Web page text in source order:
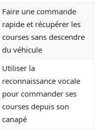
Faire une commande
rapide et récupérer les
courses sans descendre
du véhicule
Utiliser la
reconnaissance vocale
pour commander ses
courses depuis son
canapé